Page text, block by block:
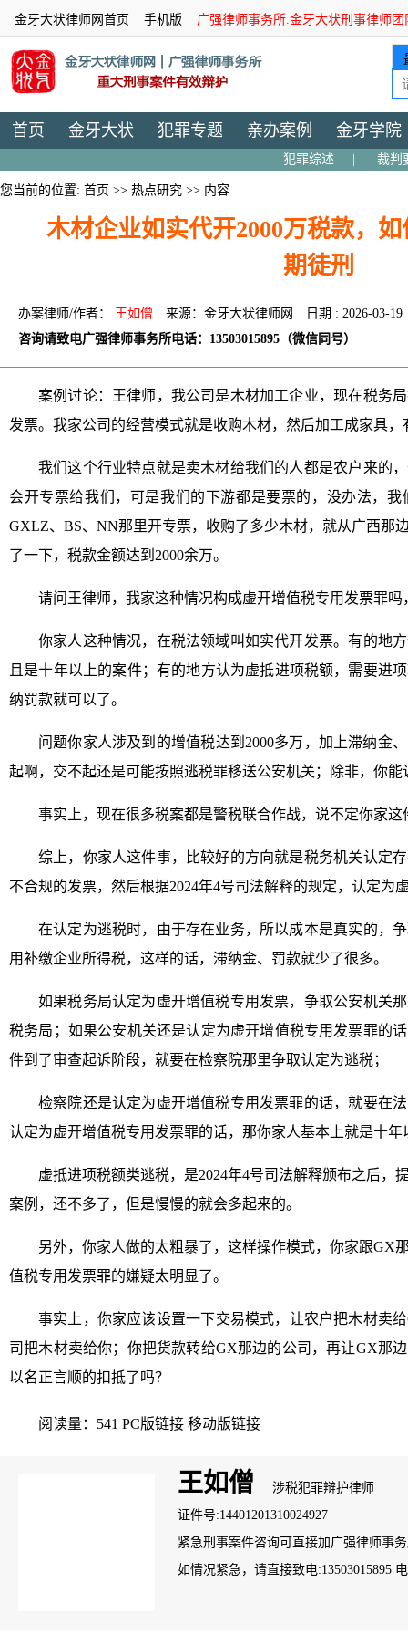
金牙大状律师网首页 手机版 广强律师事务所.金牙大状刑事律师
首页 金牙大状 犯罪专题 亲办案例 金牙学院
犯罪综述 裁判
您当前的位置: 首页 >> 热点研究 >> 内容
木材企业如实代开2000万税款，
期徒刑
办案律师/作者： 王如僧 来源：金牙大状律师网
日期 : 2026-03-19
咨询请致电广强律师事务所电话：13503015895（微信同号）
案例讨论：王律师，我公司是木材加工企业，现在税务
发票。我家公司的经营模式就是收购木材，然后加工成家具
我们这个行业特点就是卖木材给我们的人都是农户来的
会开专票给我们，可是我们的下游都是要票的，没办法，
GXLZ、BS、NN那里开专票，收购了多少木材，就从广西那
了一下，税款金额达到2000余万。
请问王律师，我家这种情况构成虚开增值税专用发票罪
你家人这种情况，在税法领域叫如实代开发票。有的地
且是十年以上的案件；有的地方认为虚抵进项税额，需要进
纳罚款就可以了。
问题你家人涉及到的增值税达到2000多万，加上滞纳金
起啊，交不起还是可能按照逃税罪移送公安机关；除非，你
事实上，现在很多税案都是警税联合作战，说不定你家
综上，你家人这件事，比较好的方向就是税务机关认定
不合规的发票，然后根据2024年4号司法解释的规定，认定为
在认定为逃税时，由于存在业务，所以成本是真实的，
用补缴企业所得税，这样的话，滞纳金、罚款就少了很多。
如果税务局认定为虚开增值税专用发票，争取公安机关
税务局；如果公安机关还是认定为虚开增值税专用发票罪的
件到了审查起诉阶段，就要在检察院那里争取认定为逃税；
检察院还是认定为虚开增值税专用发票罪的话，就要在
认定为虚开增值税专用发票罪的话，那你家人基本上就是十年
虚抵进项税额类逃税，是2024年4号司法解释颁布之后，
案例，还不多了，但是慢慢的就会多起来的。
另外，你家人做的太粗暴了，这样操作模式，你家跟GX
值税专用发票罪的嫌疑太明显了。
事实上，你家应该设置一下交易模式，让农户把木材卖
司把木材卖给你；你把货款转给GX那边的公司，再让GX那
以名正言顺的扣抵了吗？
阅读量：541 PC版链接 移动版链接
王如僧
涉税犯罪辩护律师
证件号:14401201310024927
紧急刑事案件咨询可直接加广强律师事
如情况紧急，请直接致电:13503015895